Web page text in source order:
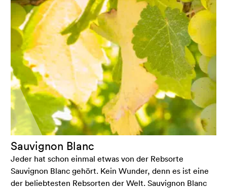
Sauvignon Blanc
Jeder hat schon einmal etwas von der Rebsorte
Sauvignon Blanc gehört. Kein Wunder, denn es ist eine
der beliebtesten Rebsorten der Welt. Sauvignon Blanc